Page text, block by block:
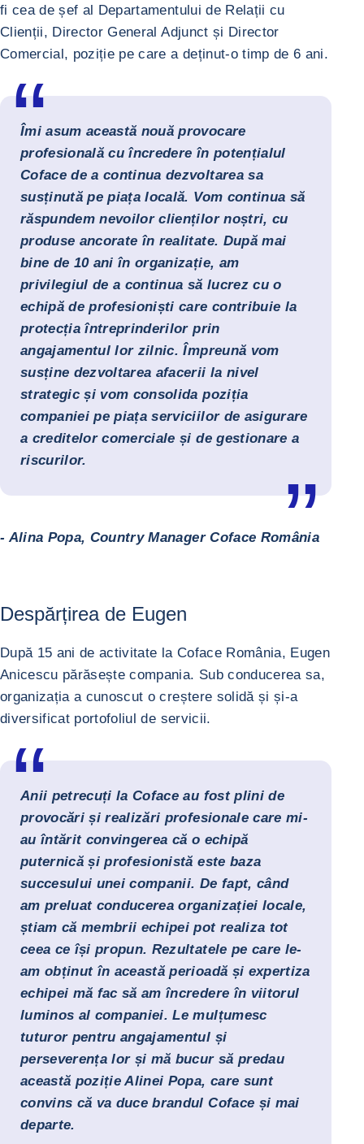
fi cea de șef al Departamentului de Relații cu
Clienții, Director General Adjunct și Director
Comercial, poziție pe care a deținut-o timp de 6 ani.
Îmi asum această nouă provocare
profesională cu încredere în potențialul
Coface de a continua dezvoltarea sa
susținută pe piața locală. Vom continua să
răspundem nevoilor clienților noștri, cu
produse ancorate în realitate. După mai
bine de 10 ani în organizație, am
privilegiul de a continua să lucrez cu o
echipă de profesioniști care contribuie la
protecția întreprinderilor prin
angajamentul lor zilnic. Împreună vom
susține dezvoltarea afacerii la nivel
strategic și vom consolida poziția
companiei pe piața serviciilor de asigurare
a creditelor comerciale și de gestionare a
riscurilor.
- Alina Popa, Country Manager Coface România
Despărțirea de Eugen
După 15 ani de activitate la Coface România, Eugen
Anicescu părăsește compania. Sub conducerea sa,
organizația a cunoscut o creștere solidă și și-a
diversificat portofoliul de servicii.
Anii petrecuți la Coface au fost plini de
provocări și realizări profesionale care mi-
au întărit convingerea că o echipă
puternică și profesionistă este baza
succesului unei companii. De fapt, când
am preluat conducerea organizației locale,
știam că membrii echipei pot realiza tot
ceea ce își propun. Rezultatele pe care le-
am obținut în această perioadă și expertiza
echipei mă fac să am încredere în viitorul
luminos al companiei. Le mulțumesc
tuturor pentru angajamentul și
perseverența lor și mă bucur să predau
această poziție Alinei Popa, care sunt
convins că va duce brandul Coface și mai
departe.